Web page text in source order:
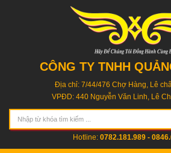
CÔNG TY TNHH
Địa chỉ: 7/44/476 Chợ Hàng, Lê
VPĐD: 440 Nguyễn Văn Linh, Lê
Hotline: 0782.181.989 -